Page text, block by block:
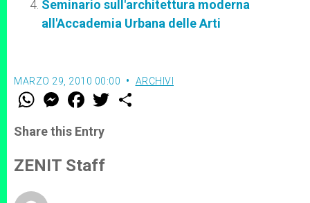
Seminario sull'architettura moderna
all'Accademia Urbana delle Arti
MARZO 29, 2010 00:00 ARCHIVI
W
t
s
p
p
M
e
s
e
g
e
F
a
e
b
o
k
w
Share this Entry
ZENIT Staff